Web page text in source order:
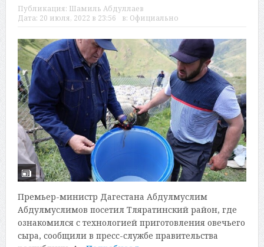
Публикация: Шамиль Абдуллаев
Дата: 20 июля, 2022 в 23:56 в: Официально
Премьер-министр Дагестана Абдулмуслим
Абдулмуслимов посетил Тляратинский район, где
ознакомился с технологией приготовления овечьего
сыра, сообщили в пресс-службе правительства